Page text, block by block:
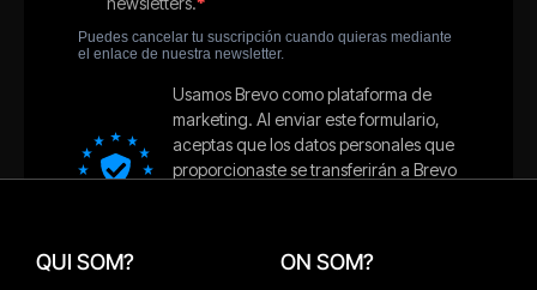
QUI SOM? ON SOM?